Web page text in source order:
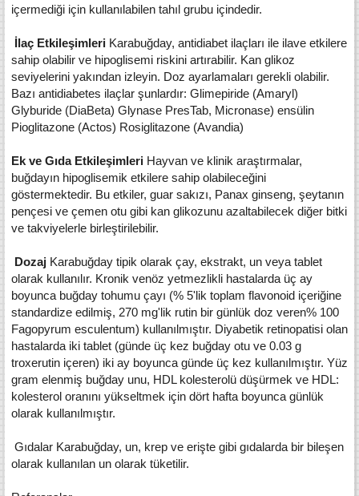
içermediği için kullanılabilen tahıl grubu içindedir.
İlaç Etkileşimleri Karabuğday, antidiabet ilaçları ile ilave etkilere
sahip olabilir ve hipoglisemi riskini artırabilir. Kan glikoz
seviyelerini yakından izleyin. Doz ayarlamaları gerekli olabilir.
Bazı antidiabetes ilaçlar şunlardır: Glimepiride (Amaryl)
Glyburide (DiaBeta) Glynase PresTab, Micronase) ensülin
Pioglitazone (Actos) Rosiglitazone (Avandia)
Ek ve Gıda Etkileşimleri Hayvan ve klinik araştırmalar,
buğdayın hipoglisemik etkilere sahip olabileceğini
göstermektedir. Bu etkiler, guar sakızı, Panax ginseng, şeytanın
pençesi ve çemen otu gibi kan glikozunu azaltabilecek diğer bitki
ve takviyelerle birleştirilebilir.
Dozaj Karabuğday tipik olarak çay, ekstrakt, un veya tablet
olarak kullanılır. Kronik venöz yetmezlikli hastalarda üç ay
boyunca buğday tohumu çayı (% 5'lik toplam flavonoid içeriğine
standardize edilmiş, 270 mg'lik rutin bir günlük doz veren% 100
Fagopyrum esculentum) kullanılmıştır. Diyabetik retinopatisi olan
hastalarda iki tablet (günde üç kez buğday otu ve 0.03 g
troxerutin içeren) iki ay boyunca günde üç kez kullanılmıştır. Yüz
gram elenmiş buğday unu, HDL kolesterolü düşürmek ve HDL:
kolesterol oranını yükseltmek için dört hafta boyunca günlük
olarak kullanılmıştır.
Gıdalar Karabuğday, un, krep ve erişte gibi gıdalarda bir bileşen
olarak kullanılan un olarak tüketilir.